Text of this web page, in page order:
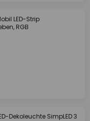
LED-Strip
RGB
Dekoleuchte SimpLED 3